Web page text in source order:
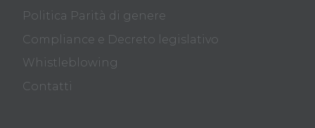
Politica Parità di genere
Compliance e Decreto legislativo
Whistleblowing
Contatti